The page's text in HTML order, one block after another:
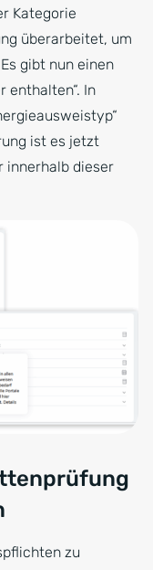
Kategorie
überarbeitet, um
gibt nun einen
enthalten“. In
ist es jetzt
innerhalb dieser
zu